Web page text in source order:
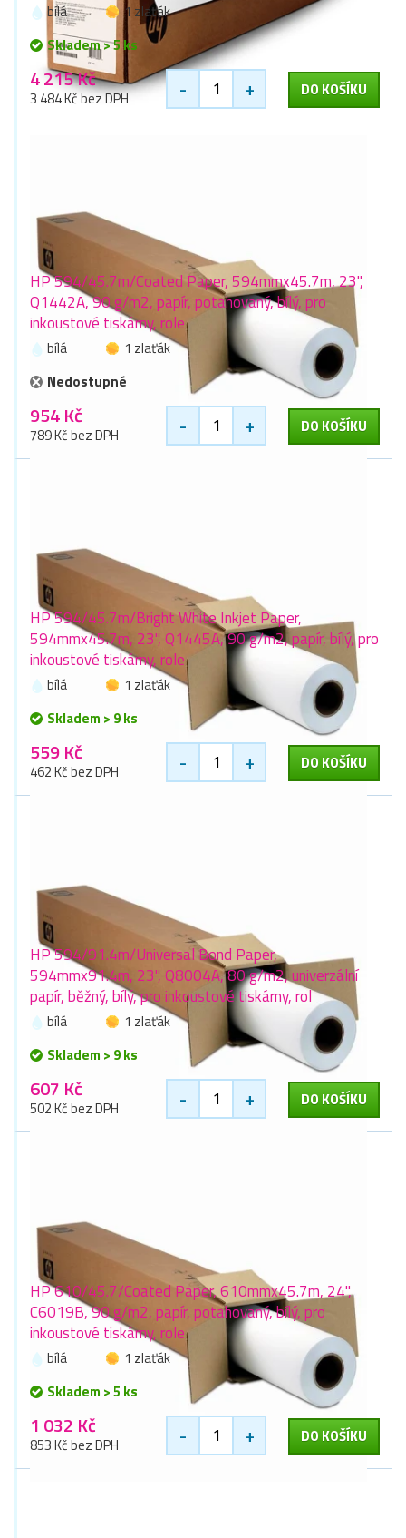
bílá
1 zlaťák
Skladem > 5 ks
4 215 Kč
3 484 Kč bez DPH - + DO KOŠÍKU
HP 594/45.7m/Coated Paper, 594mmx45.7m, 23",
Q1442A, 90 g/m2, papír, potahovaný, bílý, pro
inkoustové tiskárny, role
bílá
1 zlaťák
Nedostupné
954 Kč
789 Kč bez DPH - + DO KOŠÍKU
HP 594/45.7m/Bright White Inkjet Paper,
594mmx45.7m, 23", Q1445A, 90 g/m2, papír, bílý, pro
inkoustové tiskárny, role
bílá
1 zlaťák
Skladem > 9 ks
559 Kč
462 Kč bez DPH - + DO KOŠÍKU
HP 594/91.4m/Universal Bond Paper,
594mmx91.4m, 23", Q8004A, 80 g/m2, univerzální
papír, běžný, bílý, pro inkoustové tiskárny, rol
bílá
1 zlaťák
Skladem > 9 ks
607 Kč
502 Kč bez DPH - + DO KOŠÍKU
HP 610/45.7/Coated Paper, 610mmx45.7m, 24",
C6019B, 90 g/m2, papír, potahovaný, bílý, pro
inkoustové tiskárny, role
bílá
1 zlaťák
Skladem > 5 ks
1 032 Kč
853 Kč bez DPH - + DO KOŠÍKU